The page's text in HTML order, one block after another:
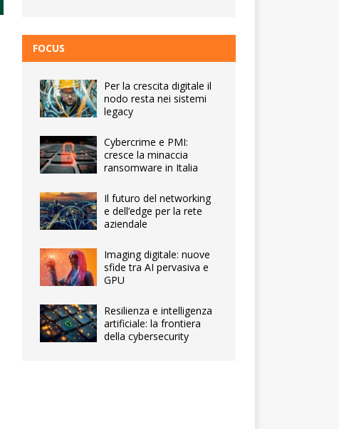
FOCUS
Per la crescita digitale il
nodo resta nei sistemi
legacy
Cybercrime e PMI:
cresce la minaccia
ransomware in Italia
Il futuro del networking
e dell’edge per la rete
aziendale
Imaging digitale: nuove
sfide tra AI pervasiva e
GPU
Resilienza e intelligenza
artificiale: la frontiera
della cybersecurity